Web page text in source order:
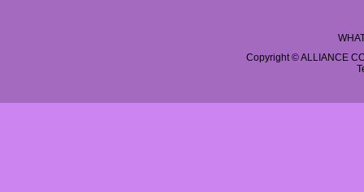
Copyright © ALLIANCE